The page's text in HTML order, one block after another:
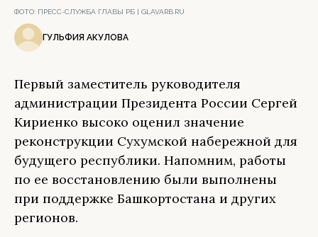
ФОТО: ПРЕСС-СЛУЖБА ГЛАВЫ РБ | GLAVARB.RU
ГУЛЬФИЯ АКУЛОВА
Первый заместитель руководителя
администрации Президента России Сергей
Кириенко высоко оценил значение
реконструкции Сухумской набережной для
будущего республики. Напомним, работы
по ее восстановлению были выполнены
при поддержке Башкортостана и других
регионов.